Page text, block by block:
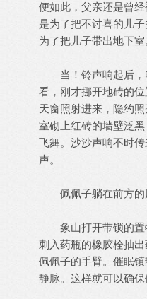
便如此，父亲还是曾
是为了把不讨喜的儿
为了把儿子带出地下室
当！铃声响起后，
看，刚才挪开地砖的
天窗照射进来，隐约
室砌上红砖的墙壁泛
飞舞。沙沙声响不时
声。
佩佩子躺在前方的
象山打开带锁的置
刺入药瓶的橡胶栓抽
佩佩子的手臂。催眠
静脉。这样就可以确保